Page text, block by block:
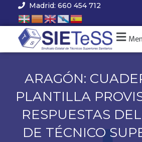
Madrid: 660 454 712
ARAGÓN:
PLANTILLA
RESPUESTAS
DE TÉCNICO